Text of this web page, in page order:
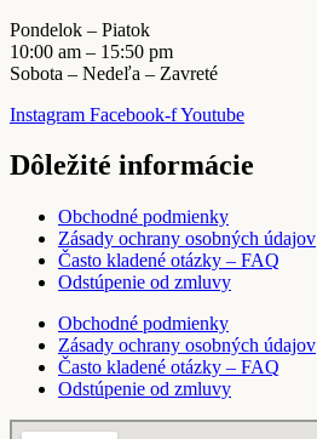
Pondelok – Piatok
10:00 am – 15:50 pm
Sobota – Nedeľa – Zavreté
Instagram Facebook-fYoutube
Dôležité informácie
Obchodné podmienky
Zásady ochrany osobných údajov
Často kladené otázky – FAQ
Odstúpenie od zmluvy
Obchodné podmienky
Zásady ochrany osobných údajov
Často kladené otázky – FAQ
Odstúpenie od zmluvy